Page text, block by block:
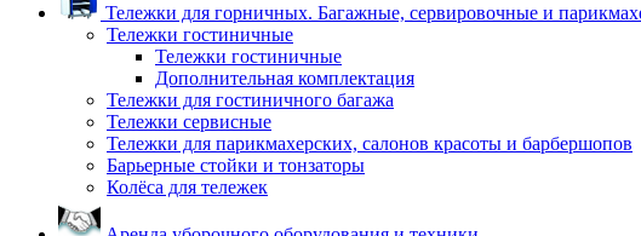
Тележки для горничных. Багажные, сервировочные и
Тележки гостиничные
Тележки гостиничные
Дополнительная комплектация
Тележки для гостиничного багажа
Тележки сервисные
Тележки для парикмахерских, салонов красоты и барбершопов
Барьерные стойки и тонзаторы
Колёса для тележек